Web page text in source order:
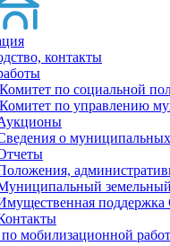
контакты
по социальной
по управлению
о муниципальных
мобилизационной